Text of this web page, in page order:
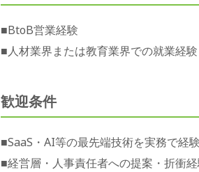
■BtoB営業経験
■人材業界または教育業界での就業経験
歓迎条件
■SaaS・AI等の最先端技術を実務で経
■経営層・人事責任者への提案・折衝